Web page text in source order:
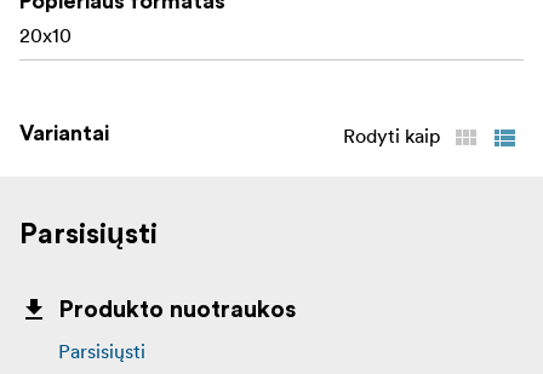
20x10
Variantai Rodyti kaip
Parsisiųsti
Produkto nuotraukos
Parsisiųsti